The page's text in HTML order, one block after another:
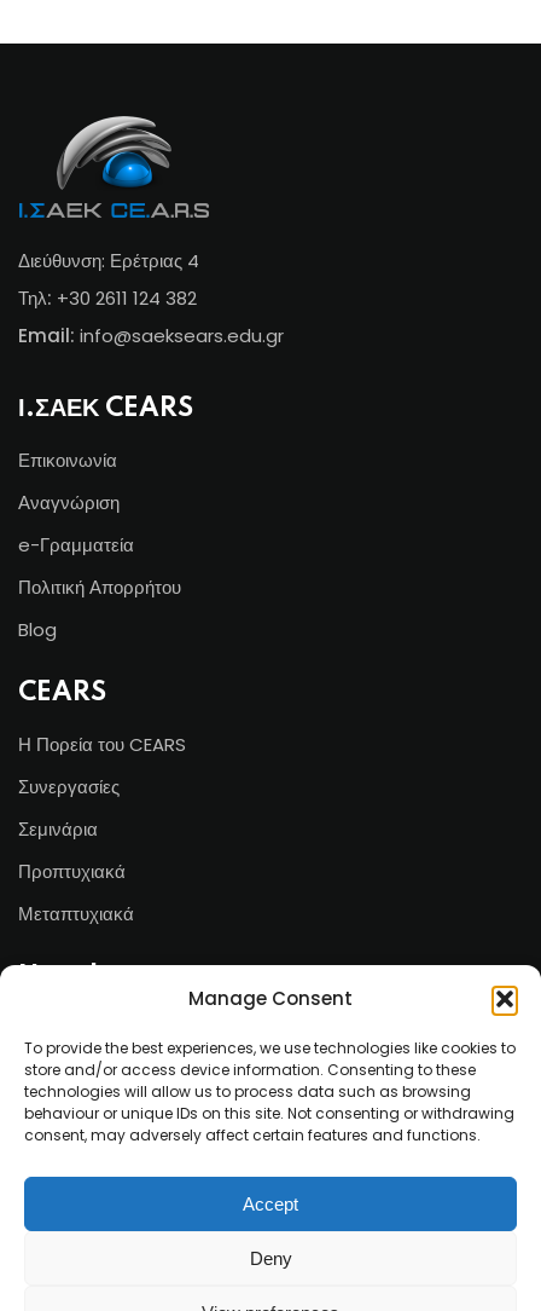
Manage Consent
To provide the best experiences, we use technologies like cookies to
store and/or access device information. Consenting to these
technologies will allow us to process data such as browsing
behaviour or unique IDs on this site. Not consenting or withdrawing
consent, may adversely affect certain features and functions.
Accept
Deny
Διεύθυνση: Ερέτριας 4
Τηλ: +30 2611 124 382
Email: info@saeksears.edu.gr
Ι.ΣΑΕΚ CEARS
Επικοινωνία
Αναγνώριση
e-Γραμματεία
Πολιτική Απορρήτου
Blog
CEARS
Η Πορεία του CEARS
Συνεργασίες
Σεμινάρια
Προπτυχιακά
Μεταπτυχιακά
Email*
Ονοματεπώνυμο